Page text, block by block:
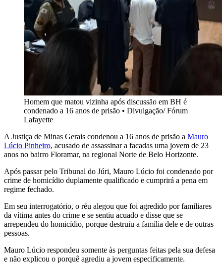
Homem que matou vizinha após discussão em BH é
condenado a 16 anos de prisão • Divulgação/ Fórum
Lafayette
A Justiça de Minas Gerais condenou a 16 anos de prisão a Mauro
Lúcio Pinheiro, acusado de assassinar a facadas uma jovem de 23
anos no bairro Floramar, na regional Norte de Belo Horizonte.
Após passar pelo Tribunal do Júri, Mauro Lúcio foi condenado por
crime de homicídio duplamente qualificado e cumprirá a pena em
regime fechado.
Em seu interrogatório, o réu alegou que foi agredido por familiares
da vítima antes do crime e se sentiu acuado e disse que se
arrependeu do homicídio, porque destruiu a família dele e de outras
pessoas.
Mauro Lúcio respondeu somente às perguntas feitas pela sua defesa
e não explicou o porquê agrediu a jovem especificamente.